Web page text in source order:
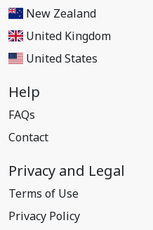
New Zealand
United Kingdom
United States
Help
FAQs
Contact
Privacy and Legal
Terms of Use
Privacy Policy